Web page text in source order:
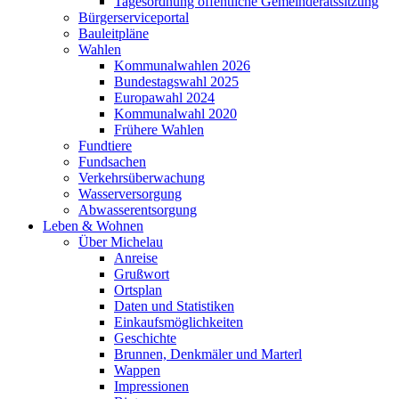
Bürgerserviceportal
Bauleitpläne
Wahlen
Kommunalwahlen 2026
Bundestagswahl 2025
Europawahl 2024
Kommunalwahl 2020
Frühere Wahlen
Fundtiere
Fundsachen
Verkehrsüberwachung
Wasserversorgung
Abwasserentsorgung
Leben & Wohnen
Über Michelau
Anreise
Grußwort
Ortsplan
Daten und Statistiken
Einkaufsmöglichkeiten
Geschichte
Brunnen, Denkmäler und Marterl
Wappen
Impressionen